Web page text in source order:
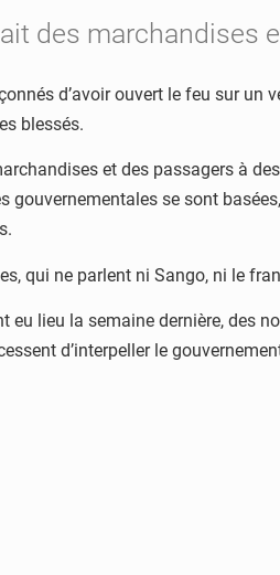
des marchandises
d’avoir ouvert le feu sur
blessés.
et des passagers à
gouvernementales se sont
qui ne parlent ni Sango, ni le
lieu la semaine dernière, des
d’interpeller le